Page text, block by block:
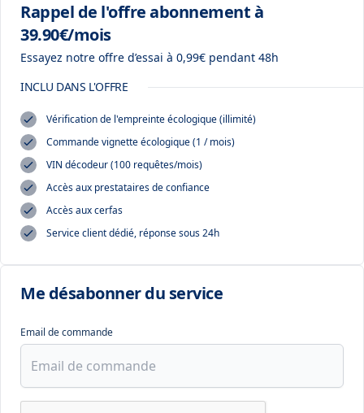
Rappel de l'offre abonnement à
39.90€/mois
Essayez notre offre d’essai à 0,99€ pendant 48h
INCLU DANS L'OFFRE
Vérification de l'empreinte écologique (illimité)
Commande vignette écologique (1 / mois)
VIN décodeur (100 requêtes/mois)
Accès aux prestataires de confiance
Accès aux cerfas
Service client dédié, réponse sous 24h
Me désabonner du service
Email de commande